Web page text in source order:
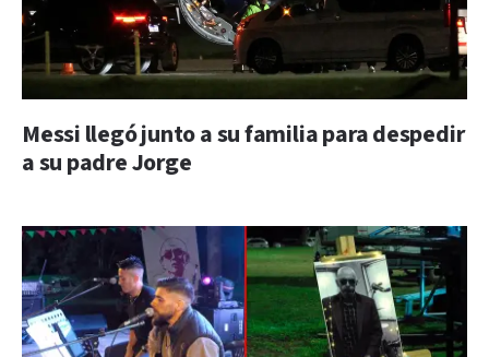
Messi llegó junto a su familia para despedir
a su padre Jorge